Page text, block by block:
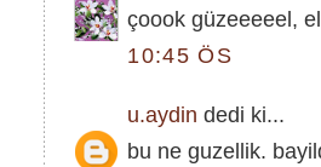
çoook güzeeeeel,
10:45 ÖS
u.aydin dedi ki...
bu ne guzellik.